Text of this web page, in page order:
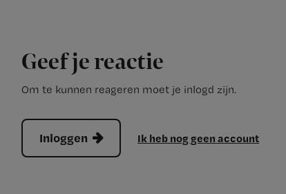
Geef je reactie
Om te kunnen reageren moet je inlogd zijn.
Inloggen Ik heb nog geen account